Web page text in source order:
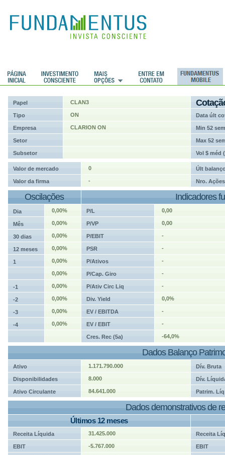
Papel CLAN3
Tipo ON Data últ
Empresa CLARION ON Min 52 sem
Setor Max 52
Subsetor Vol $ méd
Valor de mercado 0 Últ
Valor da firma - Nro. Ações
Oscilações Indicadores
Dia 0,00% P/L 0,00
Mês 0,00% P/VP 0,00
30 dias 0,00% P/EBIT -
12 meses 0,00% PSR -
1 0,00% P/Ativos -
0,00% P/Cap. Giro -
-1 0,00% P/Ativ Circ Liq -
-2 0,00% Div. Yield 0,0%
-3 0,00% EV / EBITDA -
-4 0,00% EV / EBIT -
Cres. Rec (5a) -64,0%
Dados Balanço
Ativo 1.171.790.000 Dív. Bruta
Disponibilidades 8.000 Dív.
Ativo Circulante 84.641.000 Patrim. Líq
Dados demonstrativos de
Últimos 12 meses
Receita Líquida 31.425.000 Receita
EBIT -5.767.000 EBIT